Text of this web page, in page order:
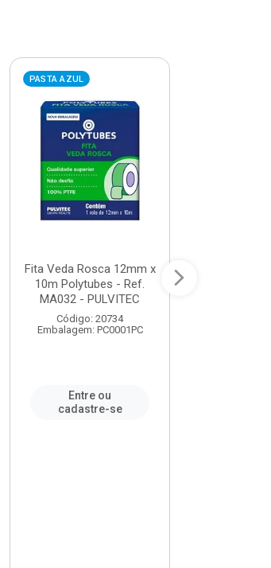
PASTA AZUL
Fita Veda Rosca 12mm x
10m Polytubes - Ref.
MA032 - PULVITEC
Código: 20734
Embalagem: PC0001PC
Entre ou
cadastre-se